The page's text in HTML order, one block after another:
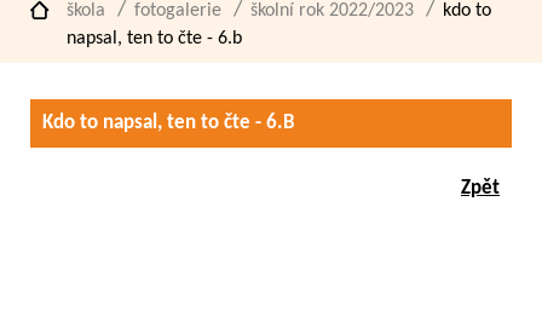
škola fotogalerie školní rok 2022/2023
kdo to
napsal, ten to čte - 6.b
Kdo to napsal, ten to čte - 6.B
Zpět